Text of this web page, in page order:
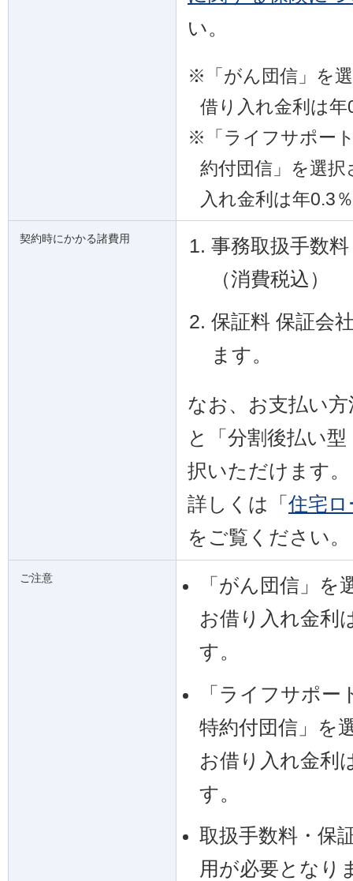
い。
※
「がん団信」を
借り入れ金利は
※
「ライフサポー
約付団信」を選
入れ金利は年0.3
契約時にかかる諸費用
事務取扱手数
（消費税込）
保証料 保証会
ます。
なお、お支払い
と「分割後払い
択いただけます。
詳しくは「 住宅
をご覧ください。
ご注意
「がん団信」を
お借り入れ金利
す。
「ライフサポー
特約付団信」を
お借り入れ金利
す。
取扱手数料・保
用が必要となり